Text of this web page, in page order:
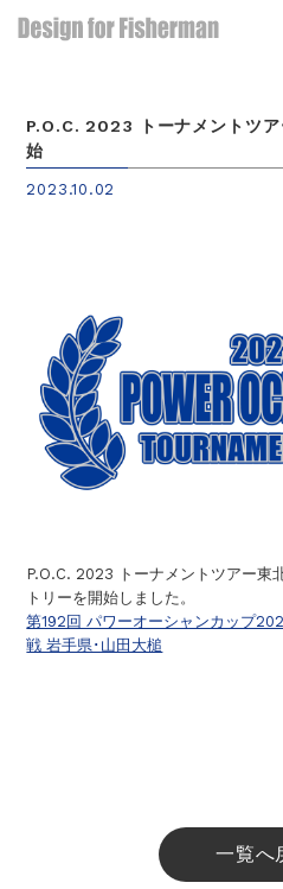
P.O.C. 2023 トーナメントツア
始
2023.10.02
P.O.C. 2023 トーナメントツアー東
トリーを開始しました。
第192回 パワーオーシャンカップ
戦 岩手県･山田大槌
一覧へ